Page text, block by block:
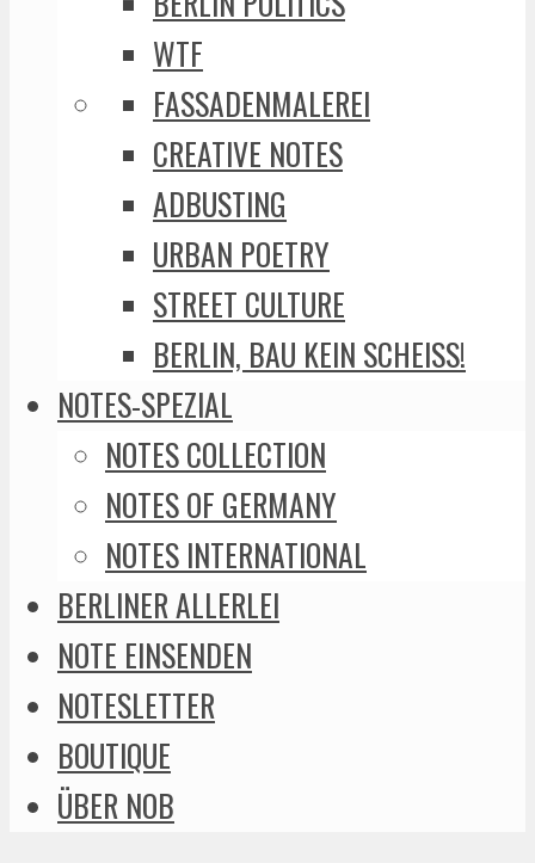
WTF
FASSADENMALEREI
CREATIVE NOTES
ADBUSTING
URBAN POETRY
STREET CULTURE
BERLIN, BAU KEIN SCHEISS!
NOTES-SPEZIAL
NOTES COLLECTION
NOTES OF GERMANY
NOTES INTERNATIONAL
BERLINER ALLERLEI
NOTE EINSENDEN
NOTESLETTER
BOUTIQUE
ÜBER NOB